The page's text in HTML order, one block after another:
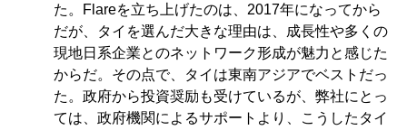
た。Flareを立ち上げたのは、2017年になってから
だが、タイを選んだ大きな理由は、成長性や多くの
現地日系企業とのネットワーク形成が魅力と感じた
からだ。その点で、タイは東南アジアでベストだっ
た。政府から投資奨励も受けているが、弊社にとっ
ては、政府機関によるサポートより、こうしたタイ